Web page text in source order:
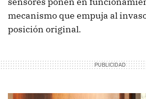
mecanismo que empuja al
posición original.